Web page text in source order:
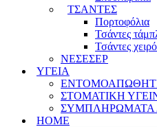
ΤΣΑΝΤΕΣ
Πορτοφόλια
Τσάντες
Τσάντες
ΝΕΣΕΣΕΡ
ΥΓΕΙΑ
ΣΤΟΜΑΤΙΚΗ
ΣΥΜΠΛΗΡΩΜΑΤΑ
HOME